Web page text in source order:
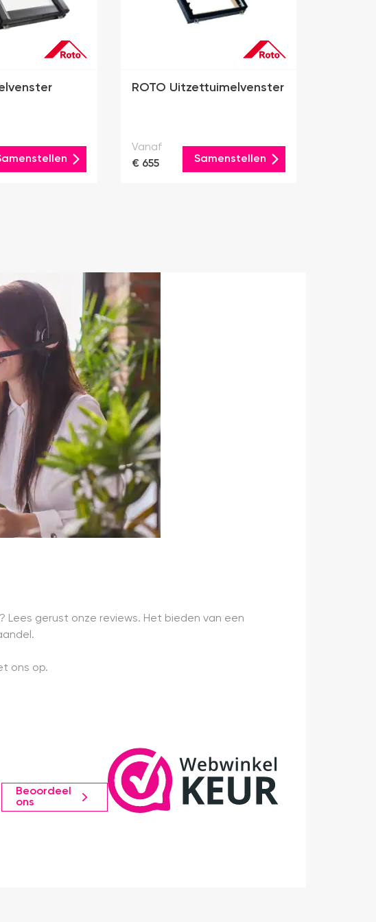
ROTO Uitzettuimelvenster
Vanaf
€ 655
Samenstellen
Lees gerust onze reviews. Het bieden van een
ons op.
Beoordeel
ons